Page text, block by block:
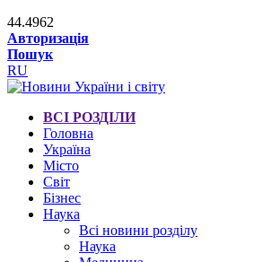
44.4962
Авторизація
Пошук
RU
ВСІ РОЗДІЛИ
Головна
Україна
Місто
Світ
Бізнес
Наука
Всі новини розділу
Наука